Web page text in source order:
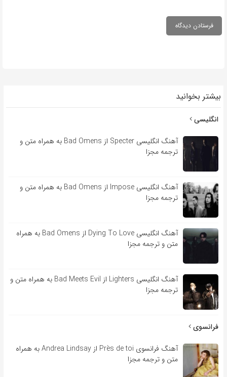
بیشتر بخوانید
انگلیسی
آهنگ انگلیسی Specter از Bad Omens به همراه متن و
ترجمه مجزا
آهنگ انگلیسی Impose از Bad Omens به همراه متن و
ترجمه مجزا
آهنگ انگلیسی Dying To Love از Bad Omens به همراه
متن و ترجمه مجزا
آهنگ انگلیسی Lighters از Bad Meets Evil به همراه متن و
ترجمه مجزا
فرانسوی
آهنگ فرانسوی Près de toi از Andrea Lindsay به همراه
متن و ترجمه مجزا